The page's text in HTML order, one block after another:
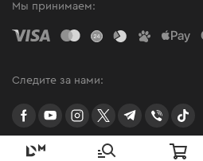
Мы принимаем:
Следите за нами:
facebookyoutubeinstagramtwittertelegram
Viber TikTok